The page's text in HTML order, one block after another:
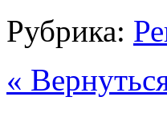
Рубрика:
«